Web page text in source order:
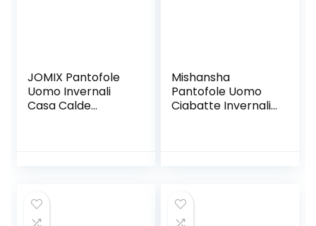
JOMIX Pantofole
Uomo Invernali
Casa Calde
Mishansha
Pantofole Uomo
Ciabatte Invernali